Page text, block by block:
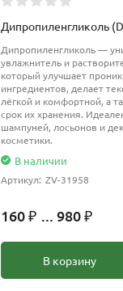
Дипропиленгликоль
Дипропиленгликоль —
увлажнитель и
который улучшает
ингредиентов, делает
лёгкой и комфортной, а
срок их хранения.
шампуней, лосьонов и
косметики.
В наличии
Артикул: ZV-31958
160 ₽ ... 980 ₽
В корзину